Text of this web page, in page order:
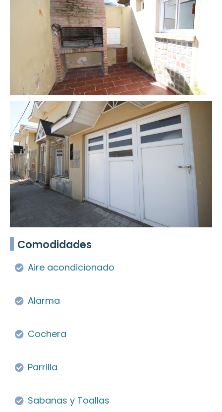
Comodidades
Aire acondicionado
Alarma
Cochera
Parrilla
Sabanas y Toallas